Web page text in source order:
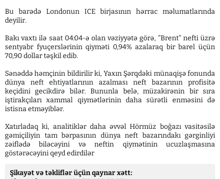
Bu barədə Londonun ICE birjasının hərrac məlumatlarında
deyilir.
Bakı vaxtı ilə saat 04:04-ə olan vəziyyətə görə, "Brent" nefti üzrə
sentyabr fyuçerslərinin qiyməti 0,94% azalaraq bir barel üçün
70,90 dollar təşkil edib.
Sənəddə həmçinin bildirilir ki, Yaxın Şərqdəki münaqişə fonunda
dünya neft ehtiyatlarının azalması neft bazarının profisitə
keçidini gecikdirə bilər. Bununla belə, müzakirənin bir sıra
iştirakçıları xammal qiymətlərinin daha sürətli enməsini də
istisna etməyiblər.
Xatırladaq ki, analitiklər daha əvvəl Hörmüz boğazı vasitəsilə
gəmiçiliyin tam bərpasının dünya neft bazarındakı gərginliyi
zəiflədə biləcəyini və neftin qiymətinin ucuzlaşmasına
göstərəcəyini qeyd edirdilər
Şikayət və təkliflər üçün qaynar xətt: